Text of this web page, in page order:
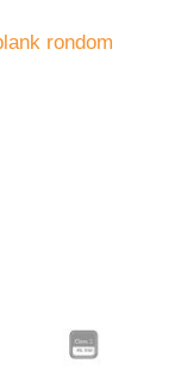
rondom